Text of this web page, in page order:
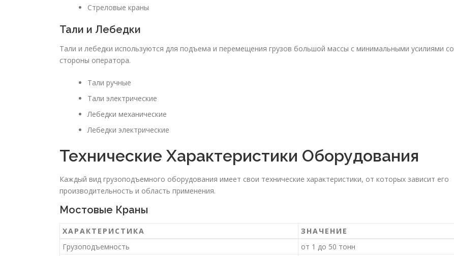
Стреловые краны
Тали и Лебедки
Тали и лебедки используются для подъема и перемещения грузов большой массы с минимальными усилиями со
стороны оператора.
Тали ручные
Тали электрические
Лебедки механические
Лебедки электрические
Технические Характеристики Оборудования
Каждый вид грузоподъемного оборудования имеет свои технические характеристики, от которых зависит его
производительность и область применения.
Мостовые Краны
ХАРАКТЕРИСТИКА
ЗНАЧЕНИЕ
Грузоподъемность
от 1 до 50 тонн